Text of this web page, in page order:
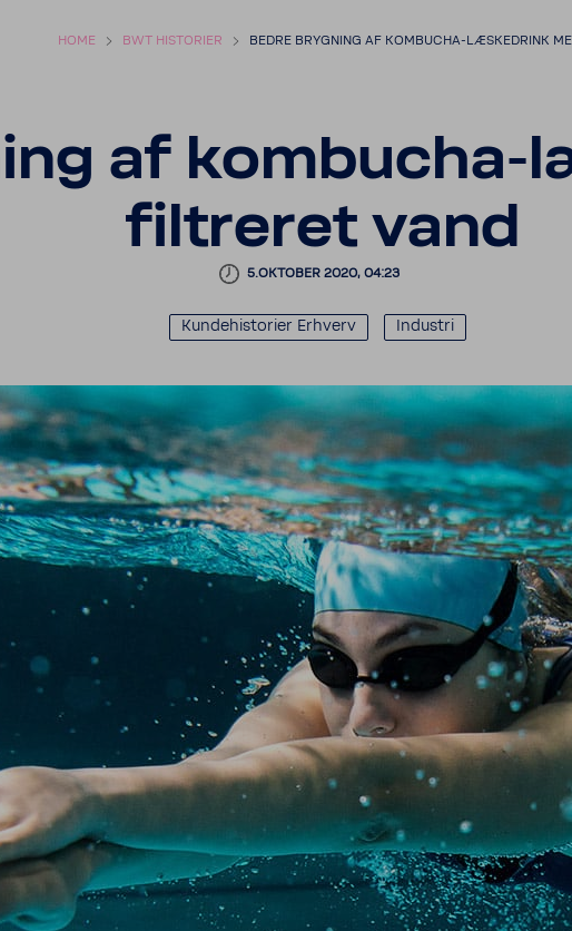
HOME BWT HISTO­RIER BEDRE BRYG­NING AF KOMBUCHA-​LÆSKED­RINK
af kombucha-​
filtreret vand
5.OKTOBER 2020, 04:23
Kunde­histo­rier Erhverv Indu­stri